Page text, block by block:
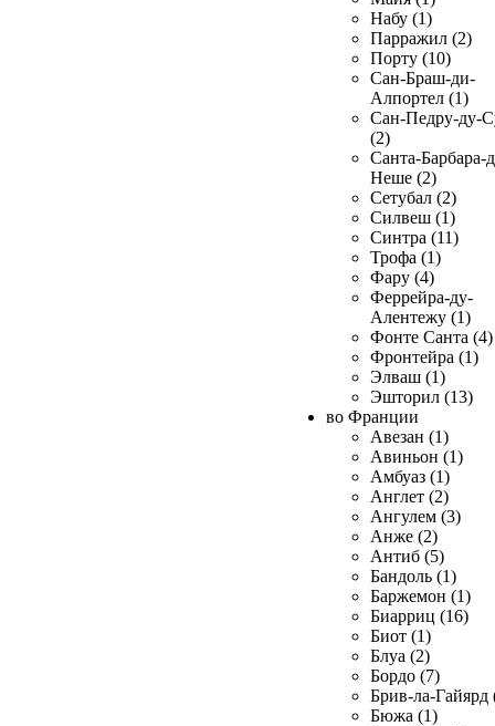
Набу (1)
Парражил (2)
Порту (10)
Сан-Браш-ди-
Алпортел (1)
Сан-Педру-ду-
(2)
Санта-Барбара-
Неше (2)
Сетубал (2)
Силвеш (1)
Синтра (11)
Трофа (1)
Фару (4)
Феррейра-ду-
Алентежу (1)
Фонте Санта (4)
Фронтейра (1)
Элваш (1)
Эшторил (13)
во Франции
Авезан (1)
Авиньон (1)
Амбуаз (1)
Англет (2)
Ангулем (3)
Анже (2)
Антиб (5)
Бандоль (1)
Баржемон (1)
Биарриц (16)
Биот (1)
Блуа (2)
Бордо (7)
Брив-ла-Гайярд
Бюжа (1)